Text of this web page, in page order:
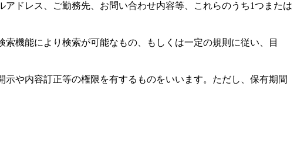
ドレス、ご勤務先、お問い合わせ内容等、これらのうち1つまたは
機能により検索が可能なもの、もしくは一定の規則に従い、目
や内容訂正等の権限を有するものをいいます。ただし、保有期間